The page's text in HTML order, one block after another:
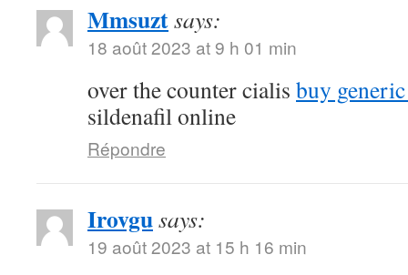
Mmsuztsays:
18 août 2023 at 9 h 01 min
over the counter cialis buy
sildenafil online
Répondre
Irovgusays:
19 août 2023 at 15 h 16 min